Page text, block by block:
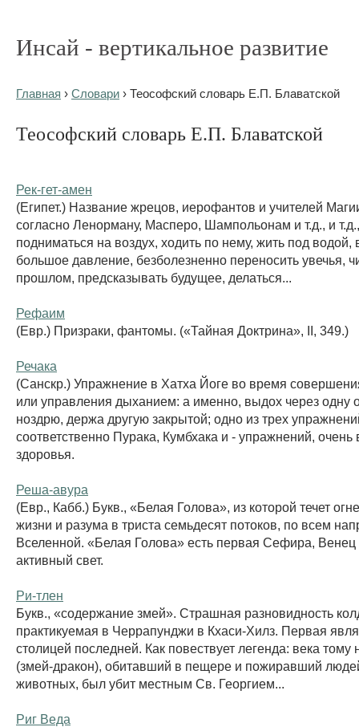
Инсай - вертикальное развитие
Главная › Словари › Теософский словарь Е.П. Блаватской
Теософский словарь Е.П. Блаватской
Рек-гет-амен
(Египет.) Название жрецов, иерофантов и учителей
согласно Ленорману, Масперо, Шампольонам и т.д., и
подниматься на воздух, ходить по нему, жить под
большое давление, безболезненно переносить увечья,
прошлом, предсказывать будущее, делаться...
Рефаим
(Евр.) Призраки, фантомы. («Тайная Доктрина», II, 349.)
Речака
(Санскр.) Упражнение в Хатха Йоге во время
или управления дыханием: а именно, выдох через одну
ноздрю, держа другую закрытой; одно из трех
соответственно Пурака, Кумбхака и - упражнений,
здоровья.
Реша-авура
(Евр., Кабб.) Букв., «Белая Голова», из которой течет
жизни и разума в триста семьдесят потоков, по всем
Вселенной. «Белая Голова» есть первая Сефира,
активный свет.
Ри-тлен
Букв., «содержание змей». Страшная разновидность
практикуемая в Черрапунджи в Кхаси-Хилз. Первая
столицей последней. Как повествует легенда: века тому
(змей-дракон), обитавший в пещере и пожиравший
животных, был убит местным Св. Георгием...
Риг Веда